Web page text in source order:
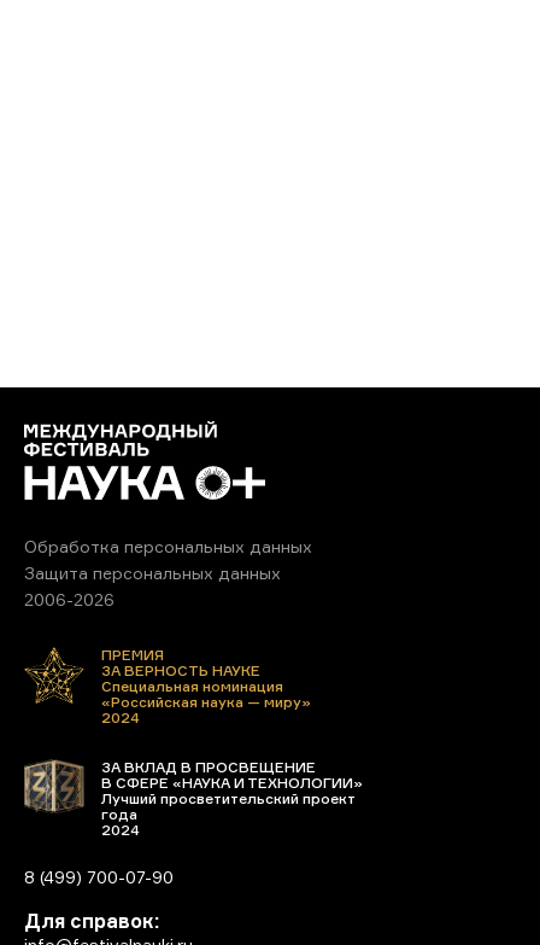
Обработка персональных данных
Защита персональных данных
2006-2026
ПРЕМИЯ
ЗА ВЕРНОСТЬ НАУКЕ
Специальная номинация
«Российская наука — миру»
2024
ЗА ВКЛАД В ПРОСВЕЩЕНИЕ
В СФЕРЕ «НАУКА И ТЕХНОЛОГИИ»
Лучший просветительский проект
года
2024
8 (499) 700-07-90
Для справок: